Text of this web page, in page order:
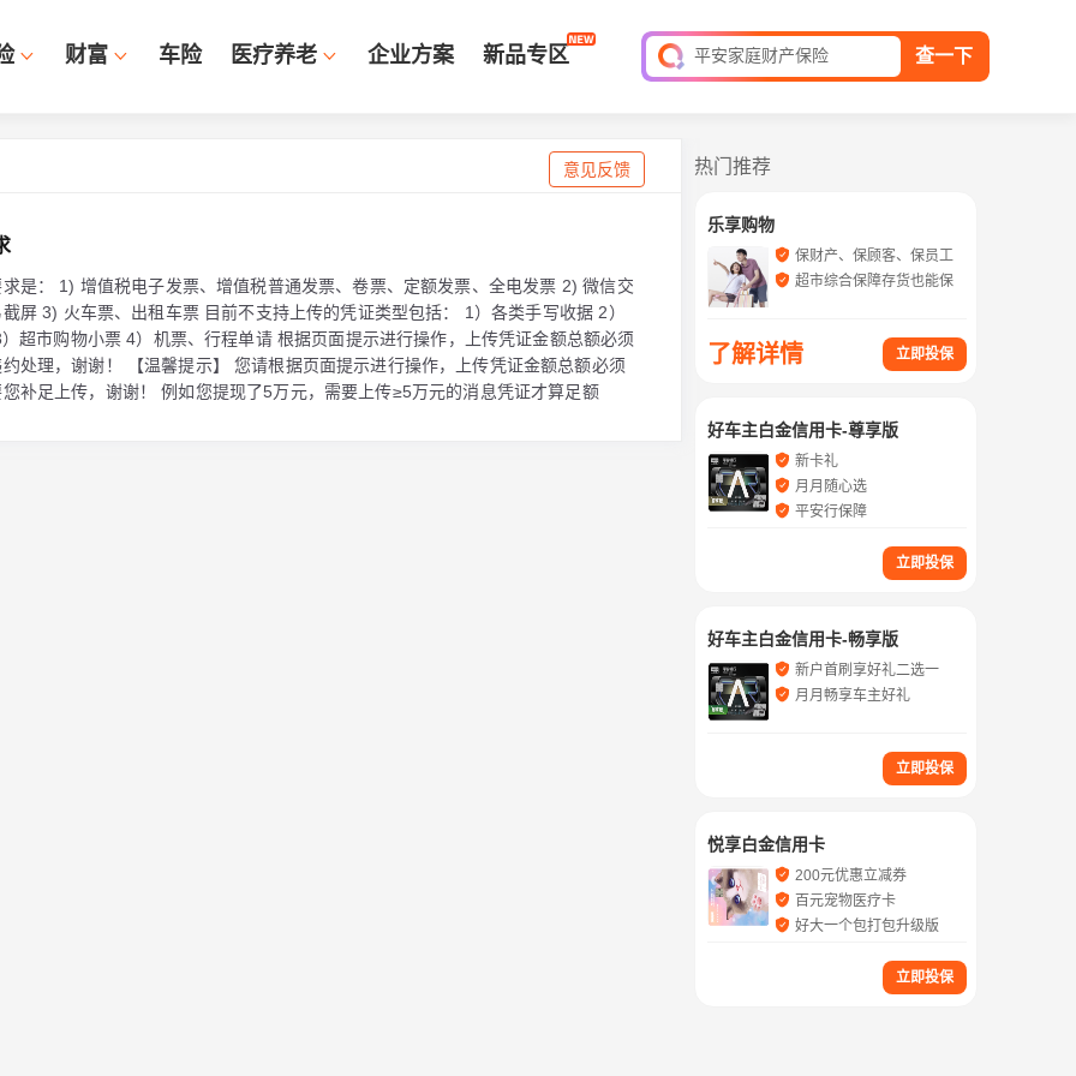
财富 车险 医疗养老 企业方案 新品专区
平安家庭财产保险
查一下
意见反馈
是： 1) 增值税电子发票、增值税普通发票、卷票、定额发票、全电发票 2) 微信交
屏 3) 火车票、出租车票 目前不支持上传的凭证类型包括： 1）各类手写收据 2）
超市购物小票 4）机票、行程单请 根据页面提示进行操作，上传凭证金额总额必须
处理，谢谢！ 【温馨提示】 您请根据页面提示进行操作，上传凭证金额总额必须
补足上传，谢谢！ 例如您提现了5万元，需要上传≥5万元的消息凭证才算足额
热门推荐
乐享购物
保财产、保顾客、保员工
超市综合保障存货也能保
了解详情 立即投保
好车主白金信用卡-尊享版
新卡礼
月月随心选
平安行保障
立即投保
好车主白金信用卡-畅享版
新户首刷享好礼二选一
月月畅享车主好礼
立即投保
悦享白金信用卡
200元优惠立减券
百元宠物医疗卡
好大一个包打包升级版
立即投保